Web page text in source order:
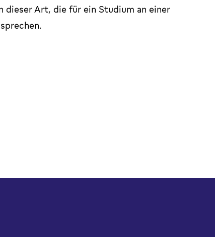
dieser Art, die für ein Studium an einer